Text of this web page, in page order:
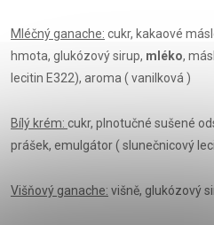
Mléčný ganache: cukr, kakaové
hmota, glukózový sirup, mléko,
lecitin E322), aroma ( vanilková )
Bílý krém: cukr, plnotučné sušené
prášek, emulgátor ( slunečnicový
Višňový ganache: višně, glukózový